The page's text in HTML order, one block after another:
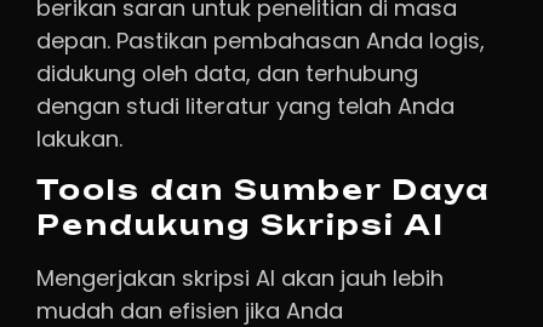
berikan saran untuk penelitian di masa
depan. Pastikan pembahasan Anda logis,
didukung oleh data, dan terhubung
dengan studi literatur yang telah Anda
lakukan.
Tools dan Sumber Daya
Pendukung Skripsi AI
Mengerjakan skripsi AI akan jauh lebih
mudah dan efisien jika Anda